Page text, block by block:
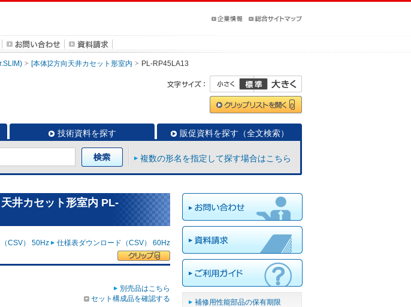
[本体]2方向天井カセット形室内 PL-RP45LA13
技術資料を探す 販促資料を探す（全文検索）
複数の形名を指定して探す場合はこちら
井カセット形室内 PL-
CSV） 50Hz 仕様表ダウンロード（CSV） 60Hz
別売品はこちら
セット構成品を確認する
補修用性能部品の保有期限